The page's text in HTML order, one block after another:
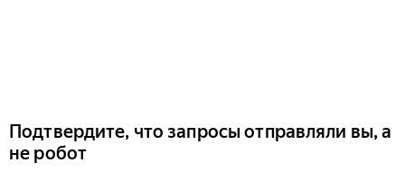
Подтвердите, что запросы отправляли вы, а
не робот